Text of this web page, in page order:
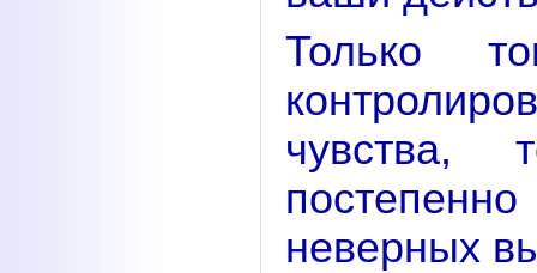
Только
чувства,
неверных